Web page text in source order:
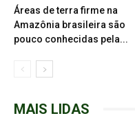
Áreas de terra firme na
Amazônia brasileira são
pouco conhecidas pela...
MAIS LIDAS